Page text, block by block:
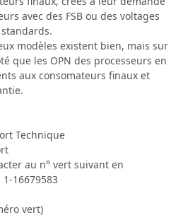
avec des FSB ou des voltages
modèles existent bien, mais sur
que les OPN des processeurs en
aux consomateurs finaux et
Technique
au n° vert suivant en
16679583
vert)